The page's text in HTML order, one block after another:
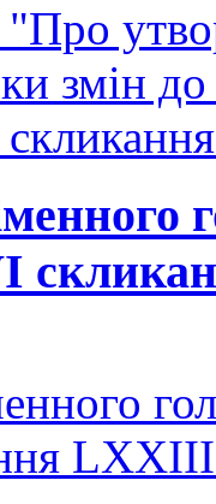
змін
LXXIII